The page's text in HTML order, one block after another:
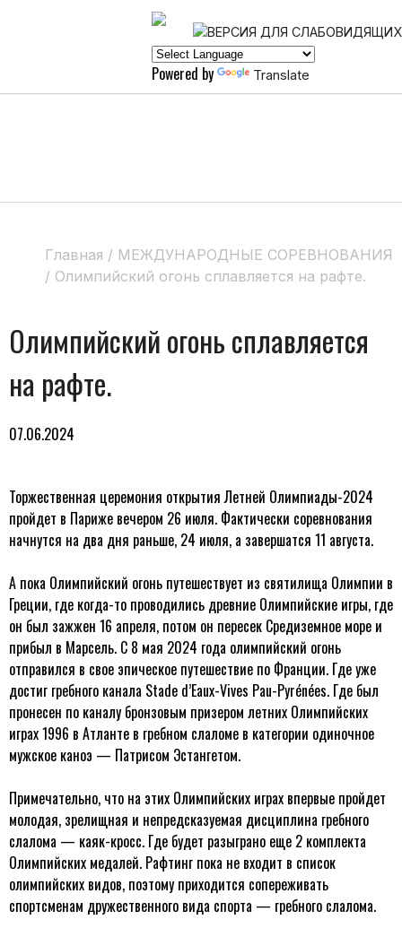
Powered by Translate
Главная / МЕЖДУНАРОДНЫЕ СОРЕВНОВАНИЯ
/ Олимпийский огонь сплавляется на рафте.
Олимпийский огонь сплавляется
на рафте.
07.06.2024
Торжественная церемония открытия Летней Олимпиады-2024
пройдет в Париже вечером 26 июля. Фактически соревнования
начнутся на два дня раньше, 24 июля, а завершатся 11 августа.
А пока Олимпийский огонь путешествует из святилища Олимпии в
Греции, где когда-то проводились древние Олимпийские игры, где
он был зажжен 16 апреля, потом он пересек Средиземное море и
прибыл в Марсель. С 8 мая 2024 года олимпийский огонь
отправился в свое эпическое путешествие по Франции. Где уже
достиг гребного канала Stade d’Eaux-Vives Pau-Pyrénées. Где был
пронесен по каналу бронзовым призером летних Олимпийских
играх 1996 в Атланте в гребном слаломе в категории одиночное
мужское каноэ — Патрисом Эстангетом.
Примечательно, что на этих Олимпийских играх впервые пройдет
молодая, зрелищная и непредсказуемая дисциплина гребного
слалома — каяк-кросс. Где будет разыграно еще 2 комплекта
Олимпийских медалей. Рафтинг пока не входит в список
олимпийских видов, поэтому приходится сопереживать
спортсменам дружественного вида спорта — гребного слалома.